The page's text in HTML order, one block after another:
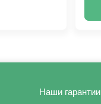
Наши гарантии